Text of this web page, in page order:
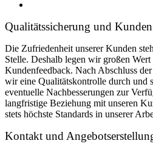
Qualitätssicherung und
Die Zufriedenheit unserer Kunden
Stelle. Deshalb legen wir großen
Kundenfeedback. Nach Abschluss
wir eine Qualitätskontrolle durch und
eventuelle Nachbesserungen zur
langfristige Beziehung mit unseren
stets höchste Standards in unserer
Kontakt und